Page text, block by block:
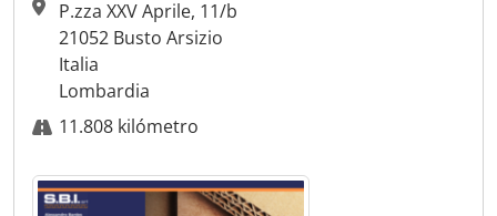
P.zza XXV Aprile, 11/b
21052 Busto Arsizio
Italia
Lombardia
11.808 kilómetro